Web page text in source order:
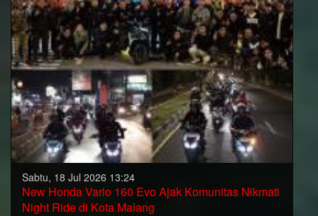
Sabtu, 18 Jul 2026 13:24
New Honda Vario 160 Evo Ajak Komunitas Nikmati
Night Ride di Kota Malang